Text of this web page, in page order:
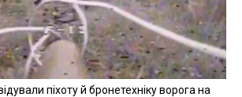
піхоту й бронетехніку ворога на